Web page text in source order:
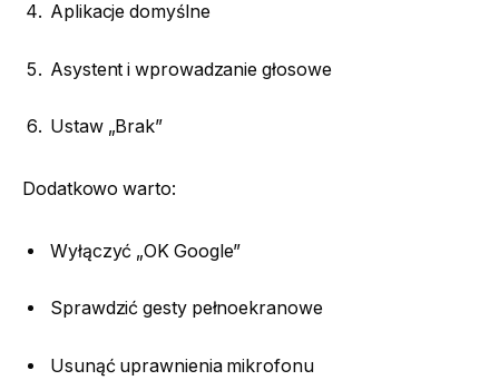
Aplikacje domyślne
Asystent i wprowadzanie głosowe
Ustaw „Brak”
Dodatkowo warto:
Wyłączyć „OK Google”
Sprawdzić gesty pełnoekranowe
Usunąć uprawnienia mikrofonu